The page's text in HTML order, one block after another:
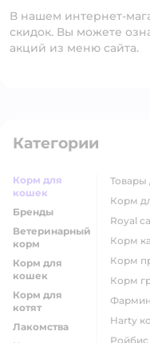
В нашем интернет-
скидок. Вы можете
акций из меню сайта.
Категории
Корм для
кошек
Бренды
Ветеринарный
корм
Корм для
кошек
Корм для
котят
Лакомства
корм
royal
корм
корм
корм
harty